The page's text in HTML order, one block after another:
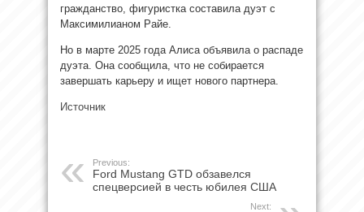
гражданство, фигуристка составила дуэт с
Максимилианом Райе.
Но в марте 2025 года Алиса объявила о распаде
дуэта. Она сообщила, что не собирается
завершать карьеру и ищет нового партнера.
Источник
Previous:
Ford Mustang GTD обзавелся
спецверсией в честь юбилея США
Next: